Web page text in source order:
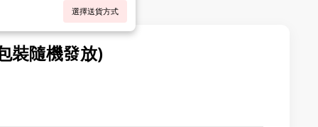
選擇送貨方式
裝隨機發放)